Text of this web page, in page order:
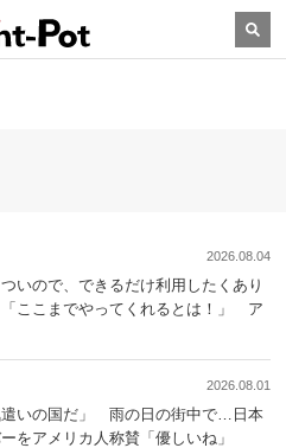
2026.08.04
ついので、できるだけ利用したくあり
ここまでやってくれるとは！」 ア
2026.08.01
遣いの国だ」 雨の日の街中で…日本
をアメリカ人称賛「優しいね」